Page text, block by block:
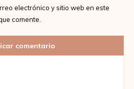
electrónico y sitio web en este
comente.